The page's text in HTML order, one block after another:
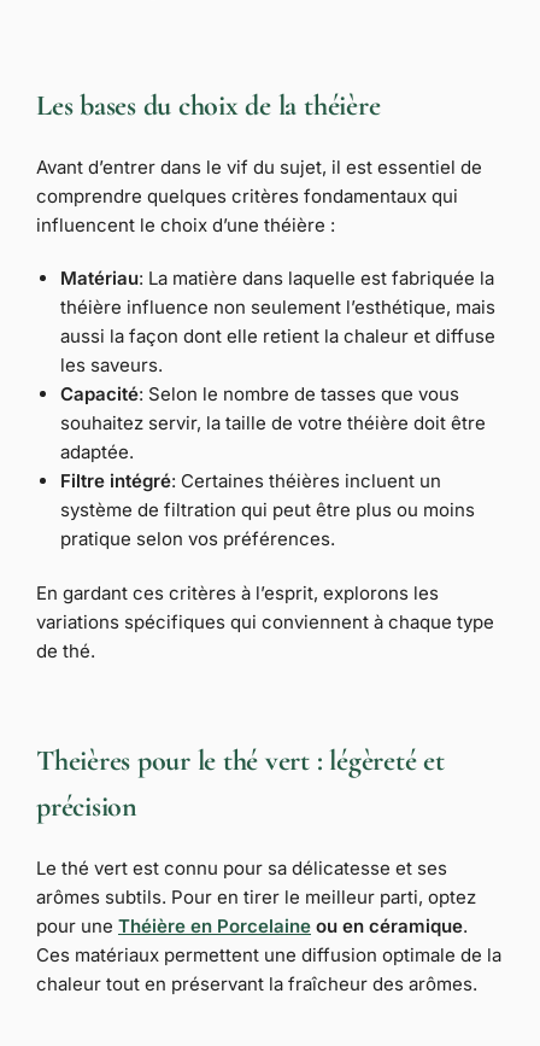
Les bases du choix de la théière
Avant d’entrer dans le vif du sujet, il est essentiel de
comprendre quelques critères fondamentaux qui
influencent le choix d’une théière :
Matériau: La matière dans laquelle est fabriquée la
théière influence non seulement l’esthétique, mais
aussi la façon dont elle retient la chaleur et diffuse
les saveurs.
Capacité: Selon le nombre de tasses que vous
souhaitez servir, la taille de votre théière doit être
adaptée.
Filtre intégré: Certaines théières incluent un
système de filtration qui peut être plus ou moins
pratique selon vos préférences.
En gardant ces critères à l’esprit, explorons les
variations spécifiques qui conviennent à chaque type
de thé.
Theières pour le thé vert : légèreté et
précision
Le thé vert est connu pour sa délicatesse et ses
arômes subtils. Pour en tirer le meilleur parti, optez
pour une Théière en Porcelaine ou en céramique.
Ces matériaux permettent une diffusion optimale de la
chaleur tout en préservant la fraîcheur des arômes.